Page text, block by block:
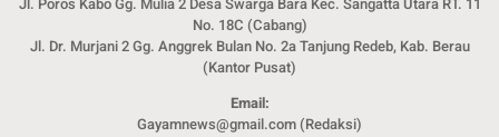
No. 18C (Cabang)
Jl. Dr. Murjani 2 Gg. Anggrek Bulan No. 2a Tanjung Redeb, Kab. Berau
(Kantor Pusat)
Email:
Gayamnews@gmail.com (Redaksi)